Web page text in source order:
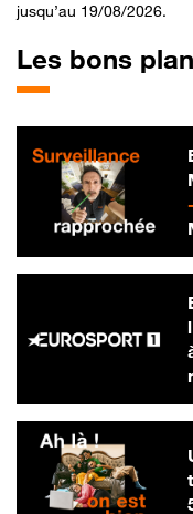
jusqu’au 19/08/2026.
Les bons
-